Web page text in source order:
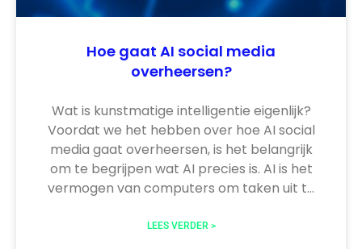
Hoe gaat AI social media
overheersen?
Wat is kunstmatige intelligentie eigenlijk?
Voordat we het hebben over hoe AI social
media gaat overheersen, is het belangrijk
om te begrijpen wat AI precies is. AI is het
vermogen van computers om taken uit te
intelligentie vereisen, zoals het herkennen
LEES VERDER >